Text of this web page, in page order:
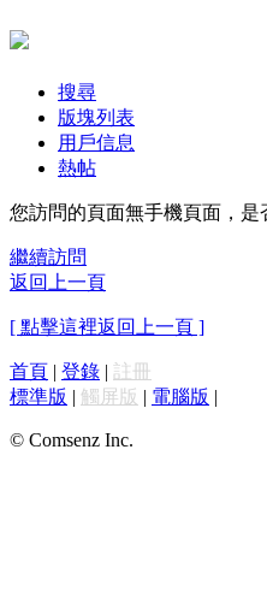
搜尋
版塊列表
用戶信息
熱帖
您訪問的頁面無手機頁面，是
繼續訪問
返回上一頁
[ 點擊這裡返回上一頁 ]
首頁 | 登錄 | 註冊
標準版 | 觸屏版 | 電腦版 |
© Comsenz Inc.